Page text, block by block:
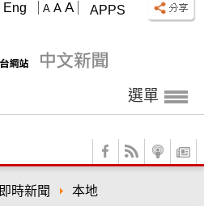
APPS
A A A
Eng
選單
即時新聞 本地